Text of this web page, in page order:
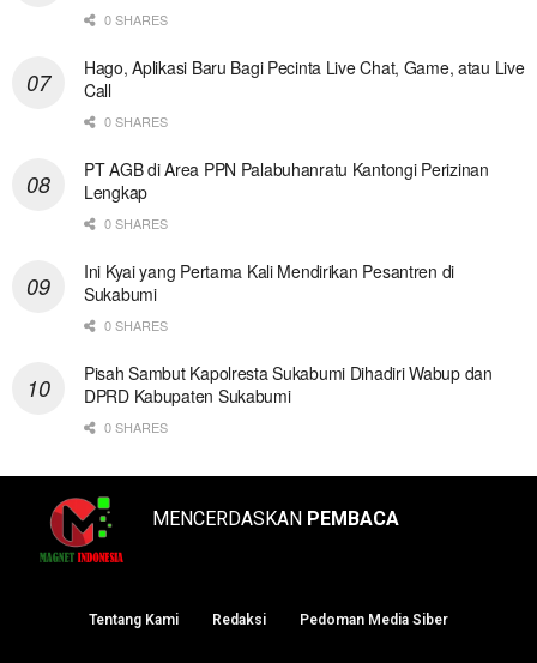
0 SHARES
Hago, Aplikasi Baru Bagi Pecinta Live Chat, Game, atau Live
Call
0 SHARES
PT AGB di Area PPN Palabuhanratu Kantongi Perizinan
Lengkap
0 SHARES
Ini Kyai yang Pertama Kali Mendirikan Pesantren di
Sukabumi
0 SHARES
Pisah Sambut Kapolresta Sukabumi Dihadiri Wabup dan
DPRD Kabupaten Sukabumi
0 SHARES
MENCERDASKAN PEMBACA
Tentang Kami Redaksi Pedoman Media Siber